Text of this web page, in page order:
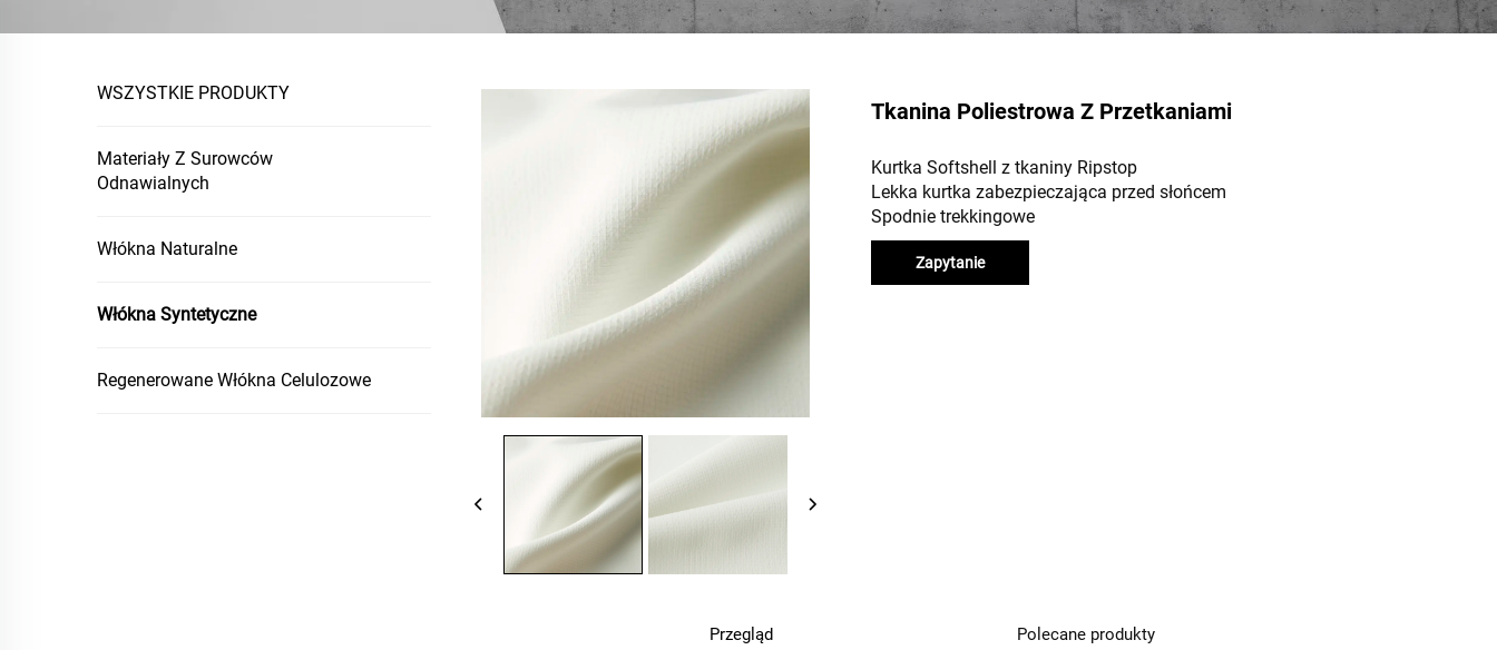
WSZYSTKIE PRODUKTY
Materiały Z Surowców
Odnawialnych
Włókna Naturalne
Włókna Syntetyczne
Regenerowane Włókna Celulozowe
Tkanina Poliestrowa Z Przetkaniami
Kurtka Softshell z tkaniny Ripstop
Lekka kurtka zabezpieczająca przed słońcem
Spodnie trekkingowe
Zapytanie
Przegląd Polecane produkty